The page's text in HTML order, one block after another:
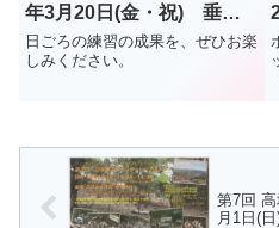
年3月20日(金・祝) 垂水
文化センターレバンテホー
ル(レバンテ垂水2番館3階)
日ごろの練習の成果を、ぜひお楽
しみください。
第7回
月1日(